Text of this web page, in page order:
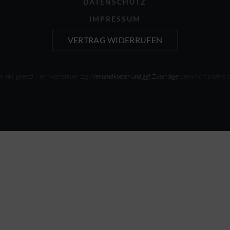
DATENSCHUTZ
IMPRESSUM
VERTRAG WIDERRUFEN
inkl. gesetzl. Mehrwertsteuer, zzgl. Versandkosten und ggf. Zuschläge wenn nicht anders